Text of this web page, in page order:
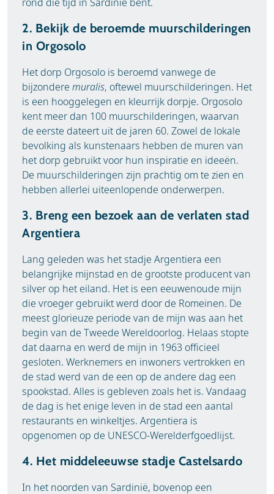
2. Bekijk de beroemde muurschilderingen
in Orgosolo
Het dorp Orgosolo is beroemd vanwege de
bijzondere muralis, oftewel muurschilderingen. Het
is een hooggelegen en kleurrijk dorpje. Orgosolo
kent meer dan 100 muurschilderingen, waarvan
de eerste dateert uit de jaren 60. Zowel de lokale
bevolking als kunstenaars hebben de muren van
het dorp gebruikt voor hun inspiratie en ideeën.
De muurschilderingen zijn prachtig om te zien en
hebben allerlei uiteenlopende onderwerpen.
3. Breng een bezoek aan de verlaten stad
Argentiera
Lang geleden was het stadje Argentiera een
belangrijke mijnstad en de grootste producent van
silver op het eiland. Het is een eeuwenoude mijn
die vroeger gebruikt werd door de Romeinen. De
meest glorieuze periode van de mijn was aan het
begin van de Tweede Wereldoorlog. Helaas stopte
dat daarna en werd de mijn in 1963 officieel
gesloten. Werknemers en inwoners vertrokken en
de stad werd van de een op de andere dag een
spookstad. Alles is gebleven zoals het is. Vandaag
de dag is het enige leven in de stad een aantal
restaurants en winkeltjes. Argentiera is
opgenomen op de UNESCO-Werelderfgoedlijst.
4. Het middeleeuwse stadje Castelsardo
In het noorden van Sardinië, bovenop een